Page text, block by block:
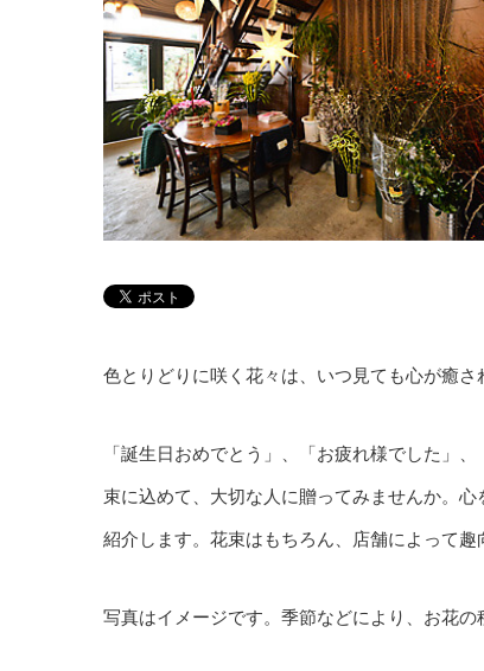
色とりどりに咲く花々は、いつ見ても心が癒さ
「誕生日おめでとう」、「お疲れ様でした」
束に込めて、大切な人に贈ってみませんか。
紹介します。花束はもちろん、店舗によって趣
写真はイメージです。季節などにより、お花